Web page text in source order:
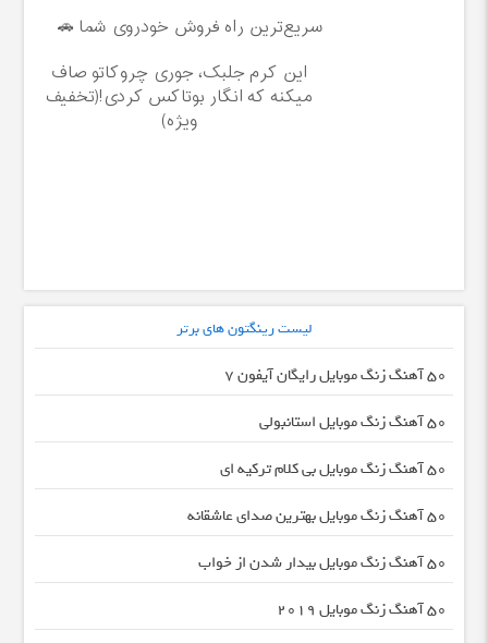
سریع‌ترین راه فروش خودروی شما 🚗
این کرم جلبک، جوری چروکاتو صاف
میکنه که انگار بوتاکس کردی!(تخفیف
ویژه)
لیست رینگتون های برتر
50 آهنگ زنگ موبایل رایگان آیفون 7
50 آهنگ زنگ موبایل استانبولی
50 آهنگ زنگ موبایل بی کلام ترکیه ای
50 آهنگ زنگ موبایل بهترین صدای عاشقانه
50 آهنگ زنگ موبایل بیدار شدن از خواب
50 آهنگ زنگ موبایل 2019